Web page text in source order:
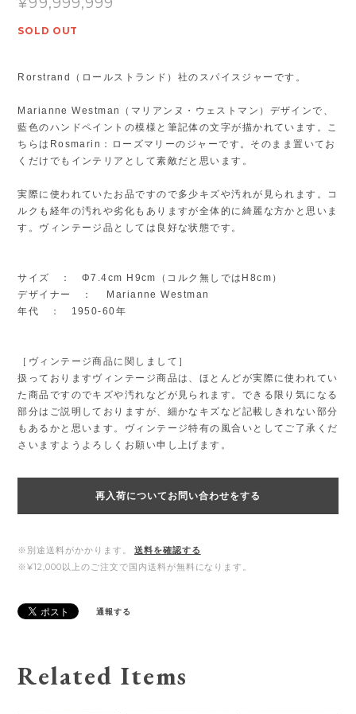
SOLD OUT
Rorstrand（ロールストランド）社のスパイスジャーです。
Marianne Westman（マリアンヌ・ウェストマン）デザインで、
藍色のハンドペイントの模様と筆記体の文字が描かれています。こ
ちらはRosmarin：ローズマリーのジャーです。そのまま置いてお
くだけでもインテリアとして素敵だと思います。
実際に使われていたお品ですので多少キズや汚れが見られます。コ
ルクも経年の汚れや劣化もありますが全体的に綺麗な方かと思いま
す。ヴィンテージ品としては良好な状態です。
サイズ ： Φ7.4cm H9cm（コルク無しではH8cm）
デザイナー ： Marianne Westman
年代 ： 1950-60年
［ヴィンテージ商品に関しまして］
扱っておりますヴィンテージ商品は、ほとんどが実際に使われてい
た商品ですのでキズや汚れなどが見られます。できる限り気になる
部分はご説明しておりますが、細かなキズなど記載しきれない部分
もあるかと思います。ヴィンテージ特有の風合いとしてご了承くだ
さいますようよろしくお願い申し上げます。
再入荷についてお問い合わせをする
※別途送料がかかります。
送料を確認する
※¥12,000以上のご注文で国内送料が無料になります。
通報する
Related Items